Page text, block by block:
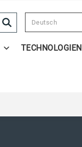
Deutsch
TECHNOLOGIEN